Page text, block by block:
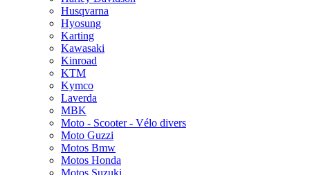
Husqvarna
Hyosung
Karting
Kawasaki
Kinroad
KTM
Kymco
Laverda
MBK
Moto - Scooter - Vélo divers
Moto Guzzi
Motos Bmw
Motos Honda
Motos Suzuki